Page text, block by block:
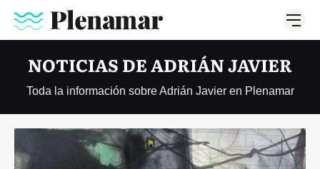
NOTICIAS DE ADRIÁN JAVIER
Toda la información sobre Adrián Javier en Plenamar